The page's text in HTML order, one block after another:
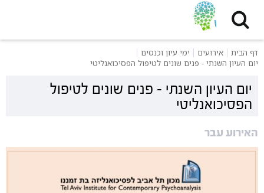
דף הבית אירועים
ימי עיון וכנסים
יום העיון השנתי - פנים שונים לטיפול הפסיכואנליטי
יום העיון השנתי - פנים שונים לטיפול
הפסיכואנליטי
האירוע עבר